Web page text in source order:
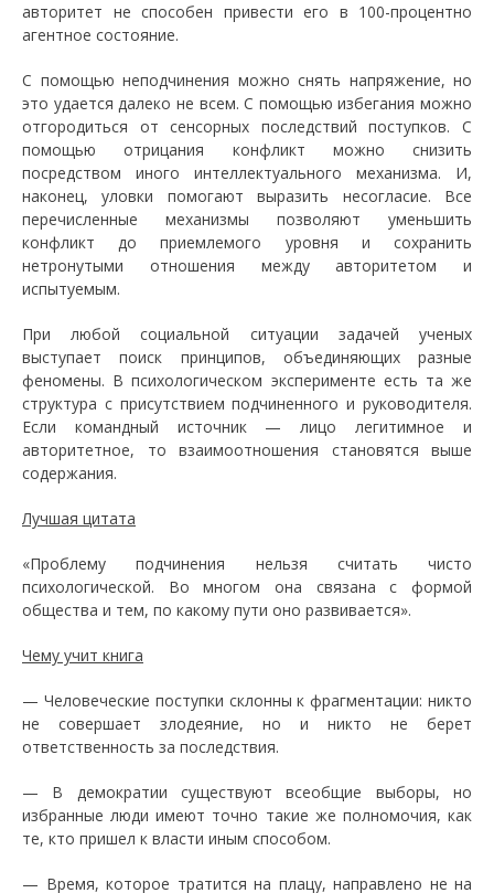
авторитет не способен привести его в 100-процентно
агентное состояние.
С помощью неподчинения можно снять напряжение, но
это удается далеко не всем. С помощью избегания можно
отгородиться от сенсорных последствий поступков. С
помощью отрицания конфликт можно снизить
посредством иного интеллектуального механизма. И,
наконец, уловки помогают выразить несогласие. Все
перечисленные механизмы позволяют уменьшить
конфликт до приемлемого уровня и сохранить
нетронутыми отношения между авторитетом и
испытуемым.
При любой социальной ситуации задачей ученых
выступает поиск принципов, объединяющих разные
феномены. В психологическом эксперименте есть та же
структура с присутствием подчиненного и руководителя.
Если командный источник — лицо легитимное и
авторитетное, то взаимоотношения становятся выше
содержания.
Лучшая цитата
«Проблему подчинения нельзя считать чисто
психологической. Во многом она связана с формой
общества и тем, по какому пути оно развивается».
Чему учит книга
— Человеческие поступки склонны к фрагментации: никто
не совершает злодеяние, но и никто не берет
ответственность за последствия.
— В демократии существуют всеобщие выборы, но
избранные люди имеют точно такие же полномочия, как
те, кто пришел к власти иным способом.
— Время, которое тратится на плацу, направлено не на